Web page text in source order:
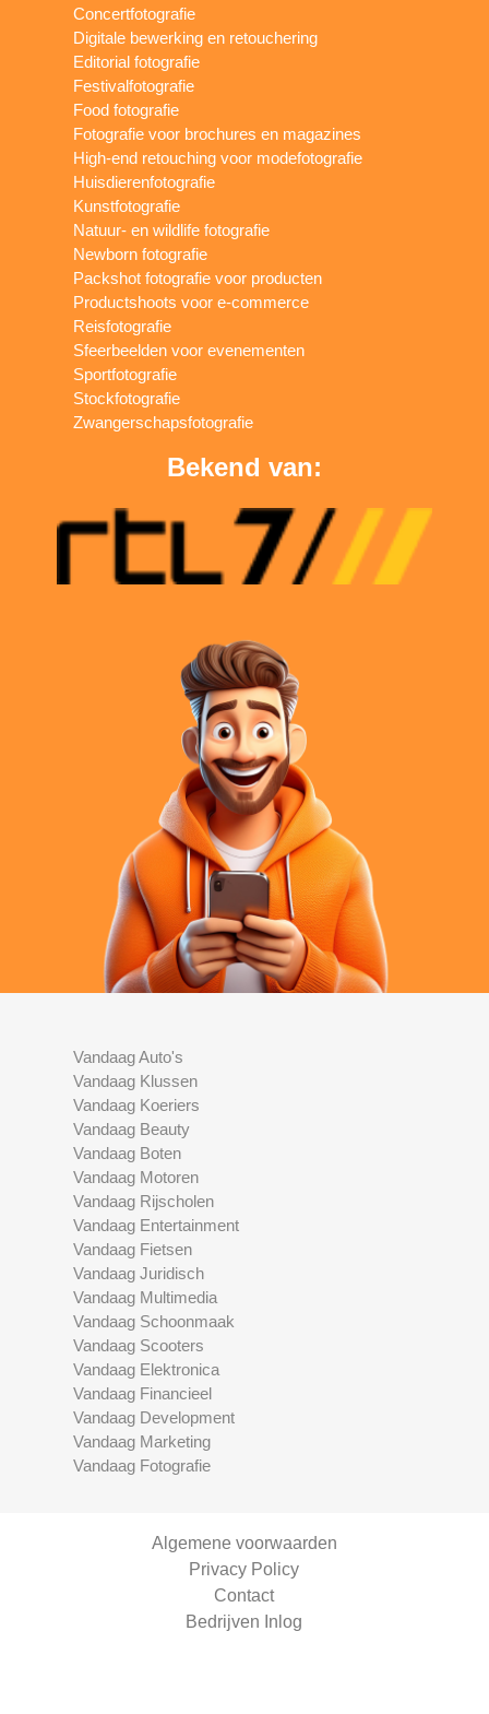
Concertfotografie
Digitale bewerking en retouchering
Editorial fotografie
Festivalfotografie
Food fotografie
Fotografie voor brochures en magazines
High-end retouching voor modefotografie
Huisdierenfotografie
Kunstfotografie
Natuur- en wildlife fotografie
Newborn fotografie
Packshot fotografie voor producten
Productshoots voor e-commerce
Reisfotografie
Sfeerbeelden voor evenementen
Sportfotografie
Stockfotografie
Zwangerschapsfotografie
Bekend van:
Vandaag Auto's
Vandaag Klussen
Vandaag Koeriers
Vandaag Beauty
Vandaag Boten
Vandaag Motoren
Vandaag Rijscholen
Vandaag Entertainment
Vandaag Fietsen
Vandaag Juridisch
Vandaag Multimedia
Vandaag Schoonmaak
Vandaag Scooters
Vandaag Elektronica
Vandaag Financieel
Vandaag Development
Vandaag Marketing
Vandaag Fotografie
Algemene voorwaarden
Privacy Policy
Contact
Bedrijven Inlog